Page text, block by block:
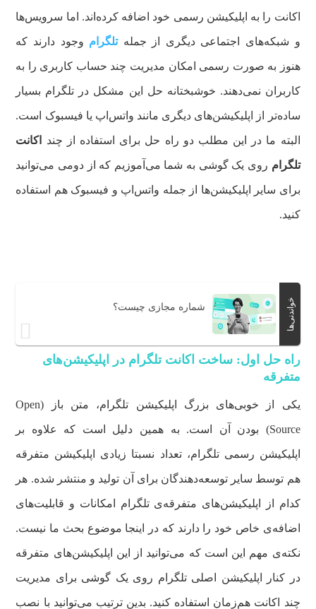
اکانت را به اپلیکیشن رسمی خود اضافه کرده‌اند. اما سرویس‌ها
و شبکه‌های اجتماعی دیگری از جملهتلگرام وجود دارند که
هنوز به صورت رسمی امکان مدیریت چند حساب کاربری را به
کاربران نمی‌دهند. خوشبختانه حل این مشکل در تلگرام بسیار
ساده‌تر از اپلیکیشن‌های دیگری مانند واتس‌اپ یا فیسبوک است.
البته ما در این مطلب دو راه حل برای استفاده از چند اکانت
تلگرام روی یک گوشی به شما می‌آموزیم که از دومی می‌توانید
برای سایر اپلیکیشن‌ها از جمله واتس‌اپ و فیسبوک هم استفاده
کنید.
خواندنی‌ها شماره مجازی چیست؟
راه حل اول: ساخت اکانت تلگرام در اپلیکیشن‌های
متفرقه
یکی از خوبی‌های بزرگ اپلیکیشن تلگرام، متن باز (Open
Source) بودن آن است. به همین دلیل است که علاوه بر
اپلیکیشن رسمی تلگرام، تعداد نسبتا زیادی اپلیکیشن متفرقه
هم توسط سایر توسعه‌دهندگان برای آن تولید و منتشر شده. هر
کدام از اپلیکیشن‌های متفرقه‌ی تلگرام امکانات و قابلیت‌های
اضافه‌ی خاص خود را دارند که در اینجا موضوع بحث ما نیست.
نکته‌ی مهم این است که می‌توانید از این اپلیکیشن‌های متفرقه
در کنار اپلیکیشن اصلی تلگرام روی یک گوشی برای مدیریت
چند اکانت هم‌زمان استفاده کنید. بدین ترتیب می‌توانید با نصب